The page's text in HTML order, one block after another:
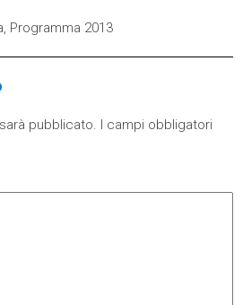
, Programma 2013
pubblicato. I campi obbligatori